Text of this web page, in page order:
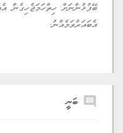
ބޭފުޅުންނަށް ހިތްހަމަޖެހިގެން
އެބައަރުވަމެއްނު.
comment ބަނީ